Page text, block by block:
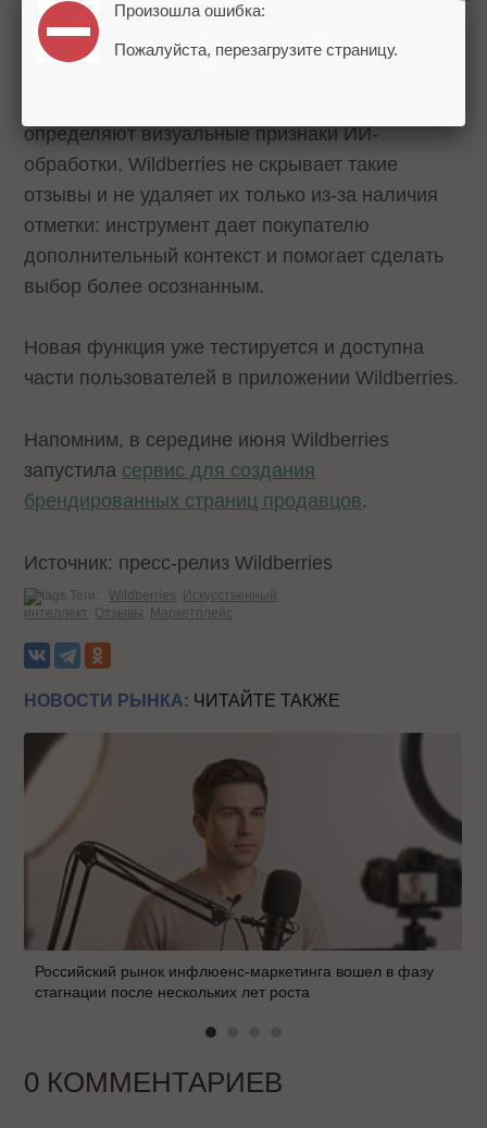
определяют визуальные признаки ИИ-
обработки. Wildberries не скрывает такие
отзывы и не удаляет их только из-за наличия
отметки: инструмент дает покупателю
дополнительный контекст и помогает сделать
выбор более осознанным.
Новая функция уже тестируется и доступна
части пользователей в приложении Wildberries.
Напомним, в середине июня Wildberries
запустила сервис для создания
брендированных страниц продавцов.
Источник: пресс-релиз Wildberries
Теги: Wildberries
Искусственный
интеллект Отзывы Маркетплейс
НОВОСТИ РЫНКА: ЧИТАЙТЕ ТАКЖЕ
Российский рынок инфлюенс-маркетинга вошел в фазу
стагнации после нескольких лет роста
0 КОММЕНТАРИЕВ
Произошла ошибка:
Пожалуйста, перезагрузите страницу.